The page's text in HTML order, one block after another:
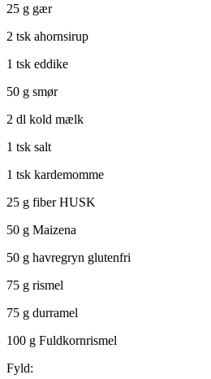
25 g gær
2 tsk ahornsirup
1 tsk eddike
50 g smør
2 dl kold mælk
1 tsk salt
1 tsk kardemomme
25 g fiber HUSK
50 g Maizena
50 g havregryn glutenfri
75 g rismel
75 g durramel
100 g Fuldkornrismel
Fyld: